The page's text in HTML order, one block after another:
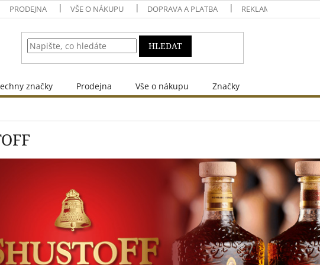
PRODEJNA VŠE O NÁKUPU DOPRAVA A PLATBA REKLAMACE A VRÁCENÍ
HLEDAT
značky Prodejna Vše o nákupu Značky